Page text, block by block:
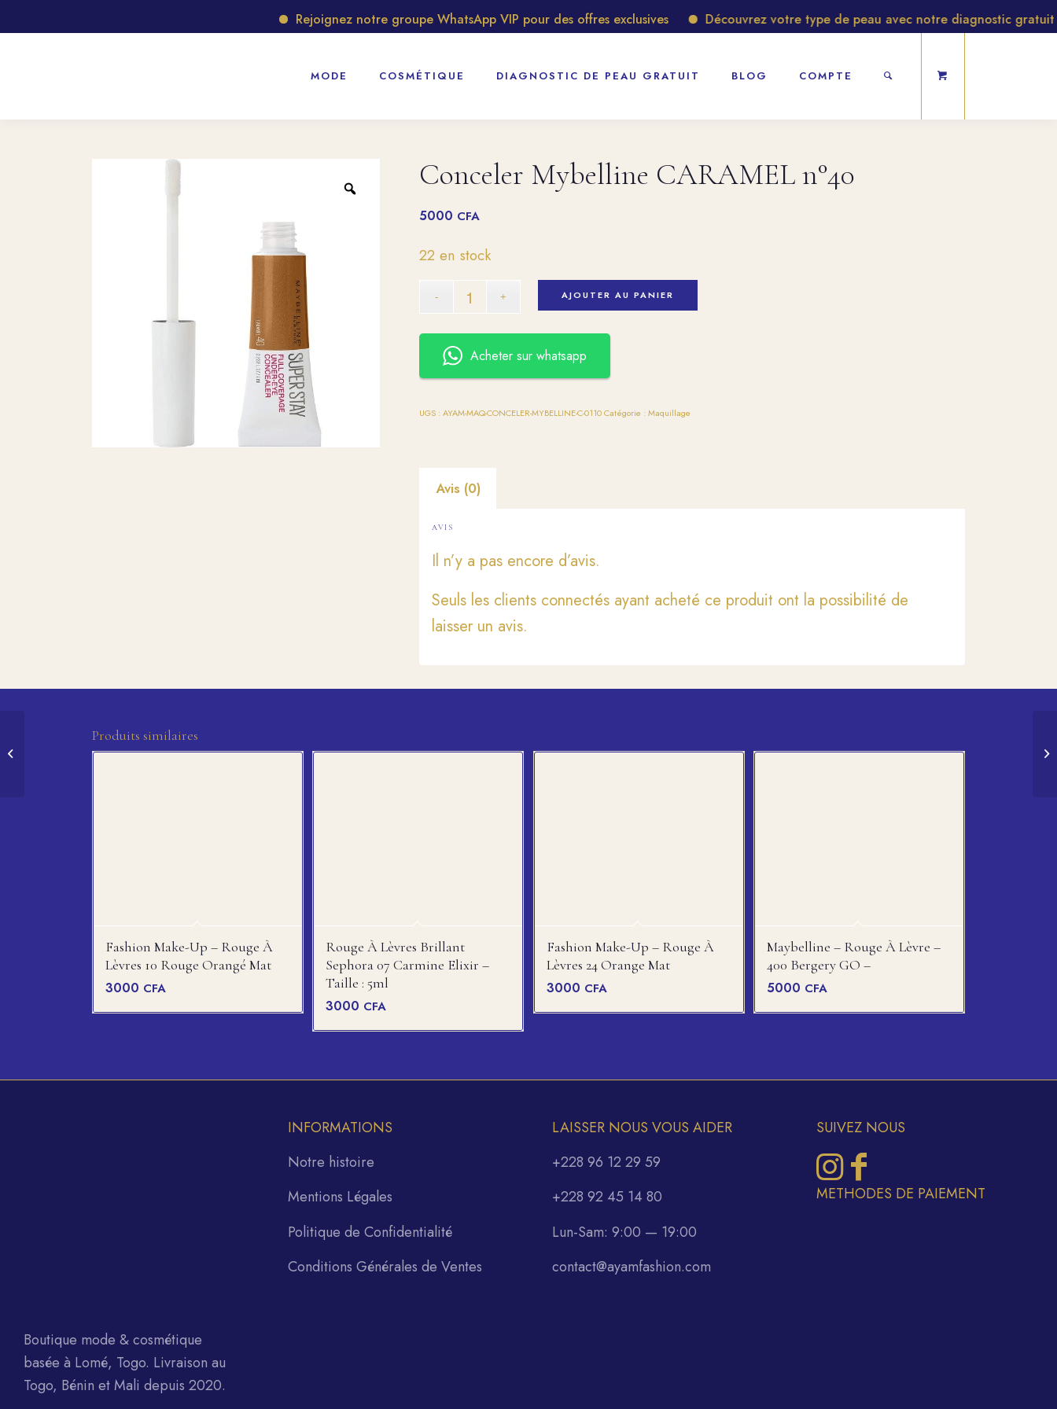
Rejoignez notre groupe WhatsApp VIP pour des offres exclusives Découvrez votre type de peau avec notre diagnostic gratuit
MODE COSMÉTIQUE DIAGNOSTIC DE PEAU GRATUIT BLOG COMPTE
Conceler Mybelline CARAMEL n°40
5000 CFA
22 en stock
AJOUTER AU PANIER
Acheter sur whatsapp
UGS :AYAM-MAQ-CONCELER-MYBELLINE-C-0110 Catégorie :Maquillage
Avis (0)
AVIS
Il n’y a pas encore d’avis.
Seuls les clients connectés ayant acheté ce produit ont la possibilité de
laisser un avis.
Produits similaires
Fashion Make-Up – Rouge À
Lèvres 10 Rouge Orangé Mat
3000 CFA
Rouge À Lèvres Brillant
Sephora 07 Carmine Elixir –
Taille : 5ml
3000 CFA
Fashion Make-Up – Rouge À
Lèvres 24 Orange Mat
3000 CFA
Maybelline – Rouge À Lèvre –
400 Bergery GO –
5000 CFA
Boutique mode & cosmétique
basée à Lomé, Togo. Livraison au
Togo, Bénin et Mali depuis 2020.
INFORMATIONS
Notre histoire
Mentions Légales
Politique de Confidentialité
Conditions Générales de Ventes
LAISSER NOUS VOUS AIDER
+228 96 12 29 59
+228 92 45 14 80
Lun-Sam: 9:00 — 19:00
contact@ayamfashion.com
SUIVEZ NOUS
METHODES DE PAIEMENT